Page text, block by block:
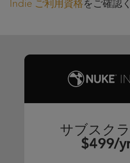
Indie ご利用資格をご確認
サブスク
$499/